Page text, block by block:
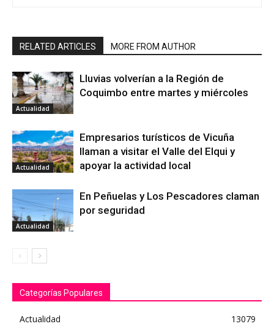
RELATED ARTICLES MORE FROM AUTHOR
Actualidad
Lluvias volverían a la Región de
Coquimbo entre martes y miércoles
Actualidad
Empresarios turísticos de Vicuña
llaman a visitar el Valle del Elqui y
apoyar la actividad local
Actualidad
En Peñuelas y Los Pescadores claman
por seguridad
Categorías Populares
Actualidad
13079